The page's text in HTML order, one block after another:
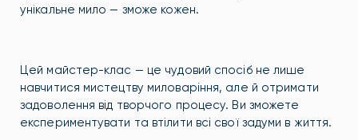
унікальне мило — зможе кожен.
Цей майстер-клас — це чудовий спосіб не лише
навчитися мистецтву миловаріння, але й отримати
задоволення від творчого процесу. Ви зможете
експериментувати та втілити всі свої задуми в життя.